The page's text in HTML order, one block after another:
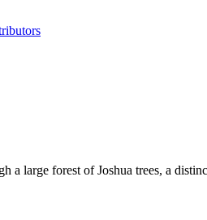
a large forest of Joshua trees, a